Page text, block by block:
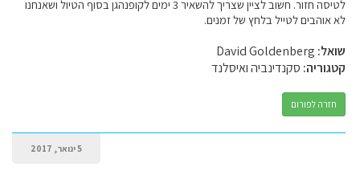
לטיסה חזור. חשוב לציין שצריך להשאיר 3 ימים לקופנהגן בסוף הטיול ושאנחנו
לא אוהבים לטייל בלחץ של זמנים.
שואל:
קטגוריה: סקנדינביה ואיסלנד
חזרה לפורום
5 ינואר, 2017